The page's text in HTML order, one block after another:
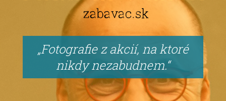
Fotografie z akcií, na ktoré
nikdy nezabudnem.